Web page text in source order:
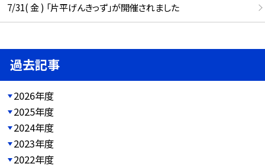
7/31( 金 ) 「片平げんきっず」が開催されました
過去記事
2026年度
2025年度
2024年度
2023年度
2022年度